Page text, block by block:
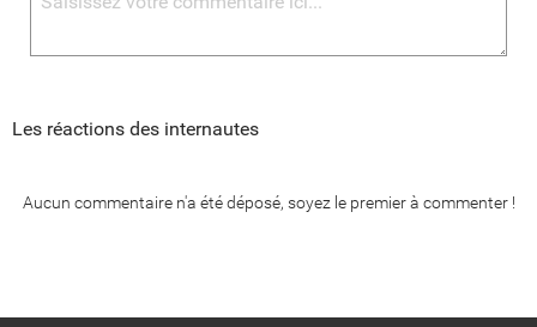
Les réactions des internautes
Aucun commentaire n'a été déposé, soyez le premier à commenter !